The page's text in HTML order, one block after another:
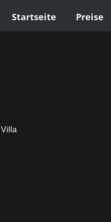
Start­sei­te Prei­se